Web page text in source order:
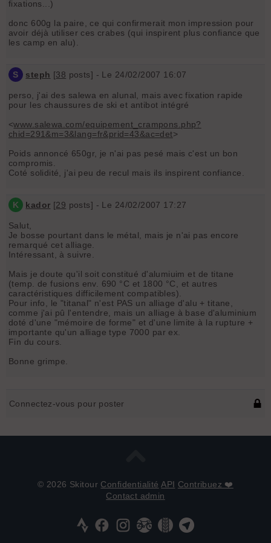
fixations...)
donc 600g la paire, ce qui confirmerait mon impression pour
avoir déjà utiliser ces crabes (qui inspirent plus confiance que
les camp en alu).
S steph [38 posts] - Le 24/02/2007 16:07
perso, j'ai des salewa en alunal, mais avec fixation rapide
pour les chaussures de ski et antibot intégré
<www.salewa.com/equipement_crampons.php?
chid=291&m=3&lang=fr&prid=43&ac=det>
Poids annoncé 650gr, je n'ai pas pesé mais c'est un bon
compromis.
Coté solidité, j'ai peu de recul mais ils inspirent confiance.
K kador [29 posts] - Le 24/02/2007 17:27
Salut,
Je bosse pourtant dans le métal, mais je n'ai pas encore
remarqué cet alliage.
Intéressant, à suivre.
Mais je doute qu'il soit constitué d'alumiuim et de titane
(temp. de fusions env. 690 °C et 1800 °C, et autres
caractéristiques difficilement compatibles).
Pour info, le "titanal" n'est PAS un alliage d'alu + titane,
comme j'ai pû l'entendre, mais un alliage à base d'aluminium
doté d'une "mémoire de forme" et d'une limite à la rupture +
importante qu'un alliage type 7000 par ex.
Fin du cours.
Bonne grimpe.
Connectez-vous pour poster
© 2026 Skitour Confidentialité API Contribuez ❤️
Contact admin